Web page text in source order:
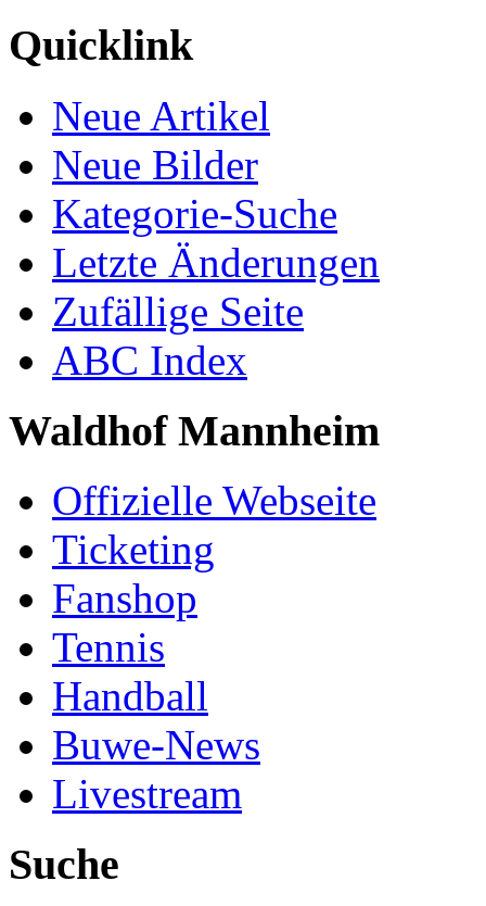
Quicklink
Neue Artikel
Neue Bilder
Kategorie-Suche
Letzte Änderungen
Zufällige Seite
ABC Index
Waldhof Mannheim
Offizielle Webseite
Ticketing
Fanshop
Tennis
Handball
Buwe-News
Livestream
Suche